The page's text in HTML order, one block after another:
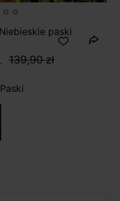
paski
139,90 zł